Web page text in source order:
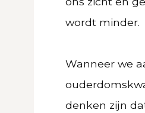
wordt minder.
Wanneer we
denken zijn